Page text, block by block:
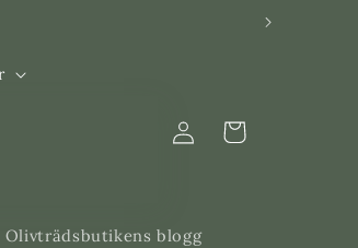
Olivträdsbutikens blogg
kr
Logga
in
Varukorg